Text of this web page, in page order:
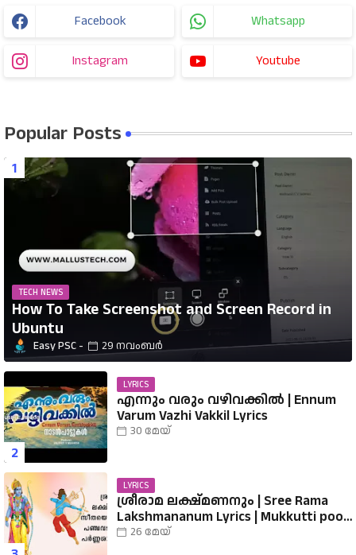
Facebook Whatsapp
Instagram Youtube
Popular Posts
TECH NEWS
How To Take Screenshot and Screen Record in
Ubuntu
Easy PSC 29 നവംബർ
LYRICS
എന്നും വരും വഴിവക്കിൽ | Ennum
Varum Vazhi Vakkil Lyrics
30 മേയ്
LYRICS
ശ്രീരാമ ലക്ഷ്മണനും | Sree Rama
Lakshmananum Lyrics | Mukkutti poo
Album | Sreerama Song Malayalam |
26 മേയ്